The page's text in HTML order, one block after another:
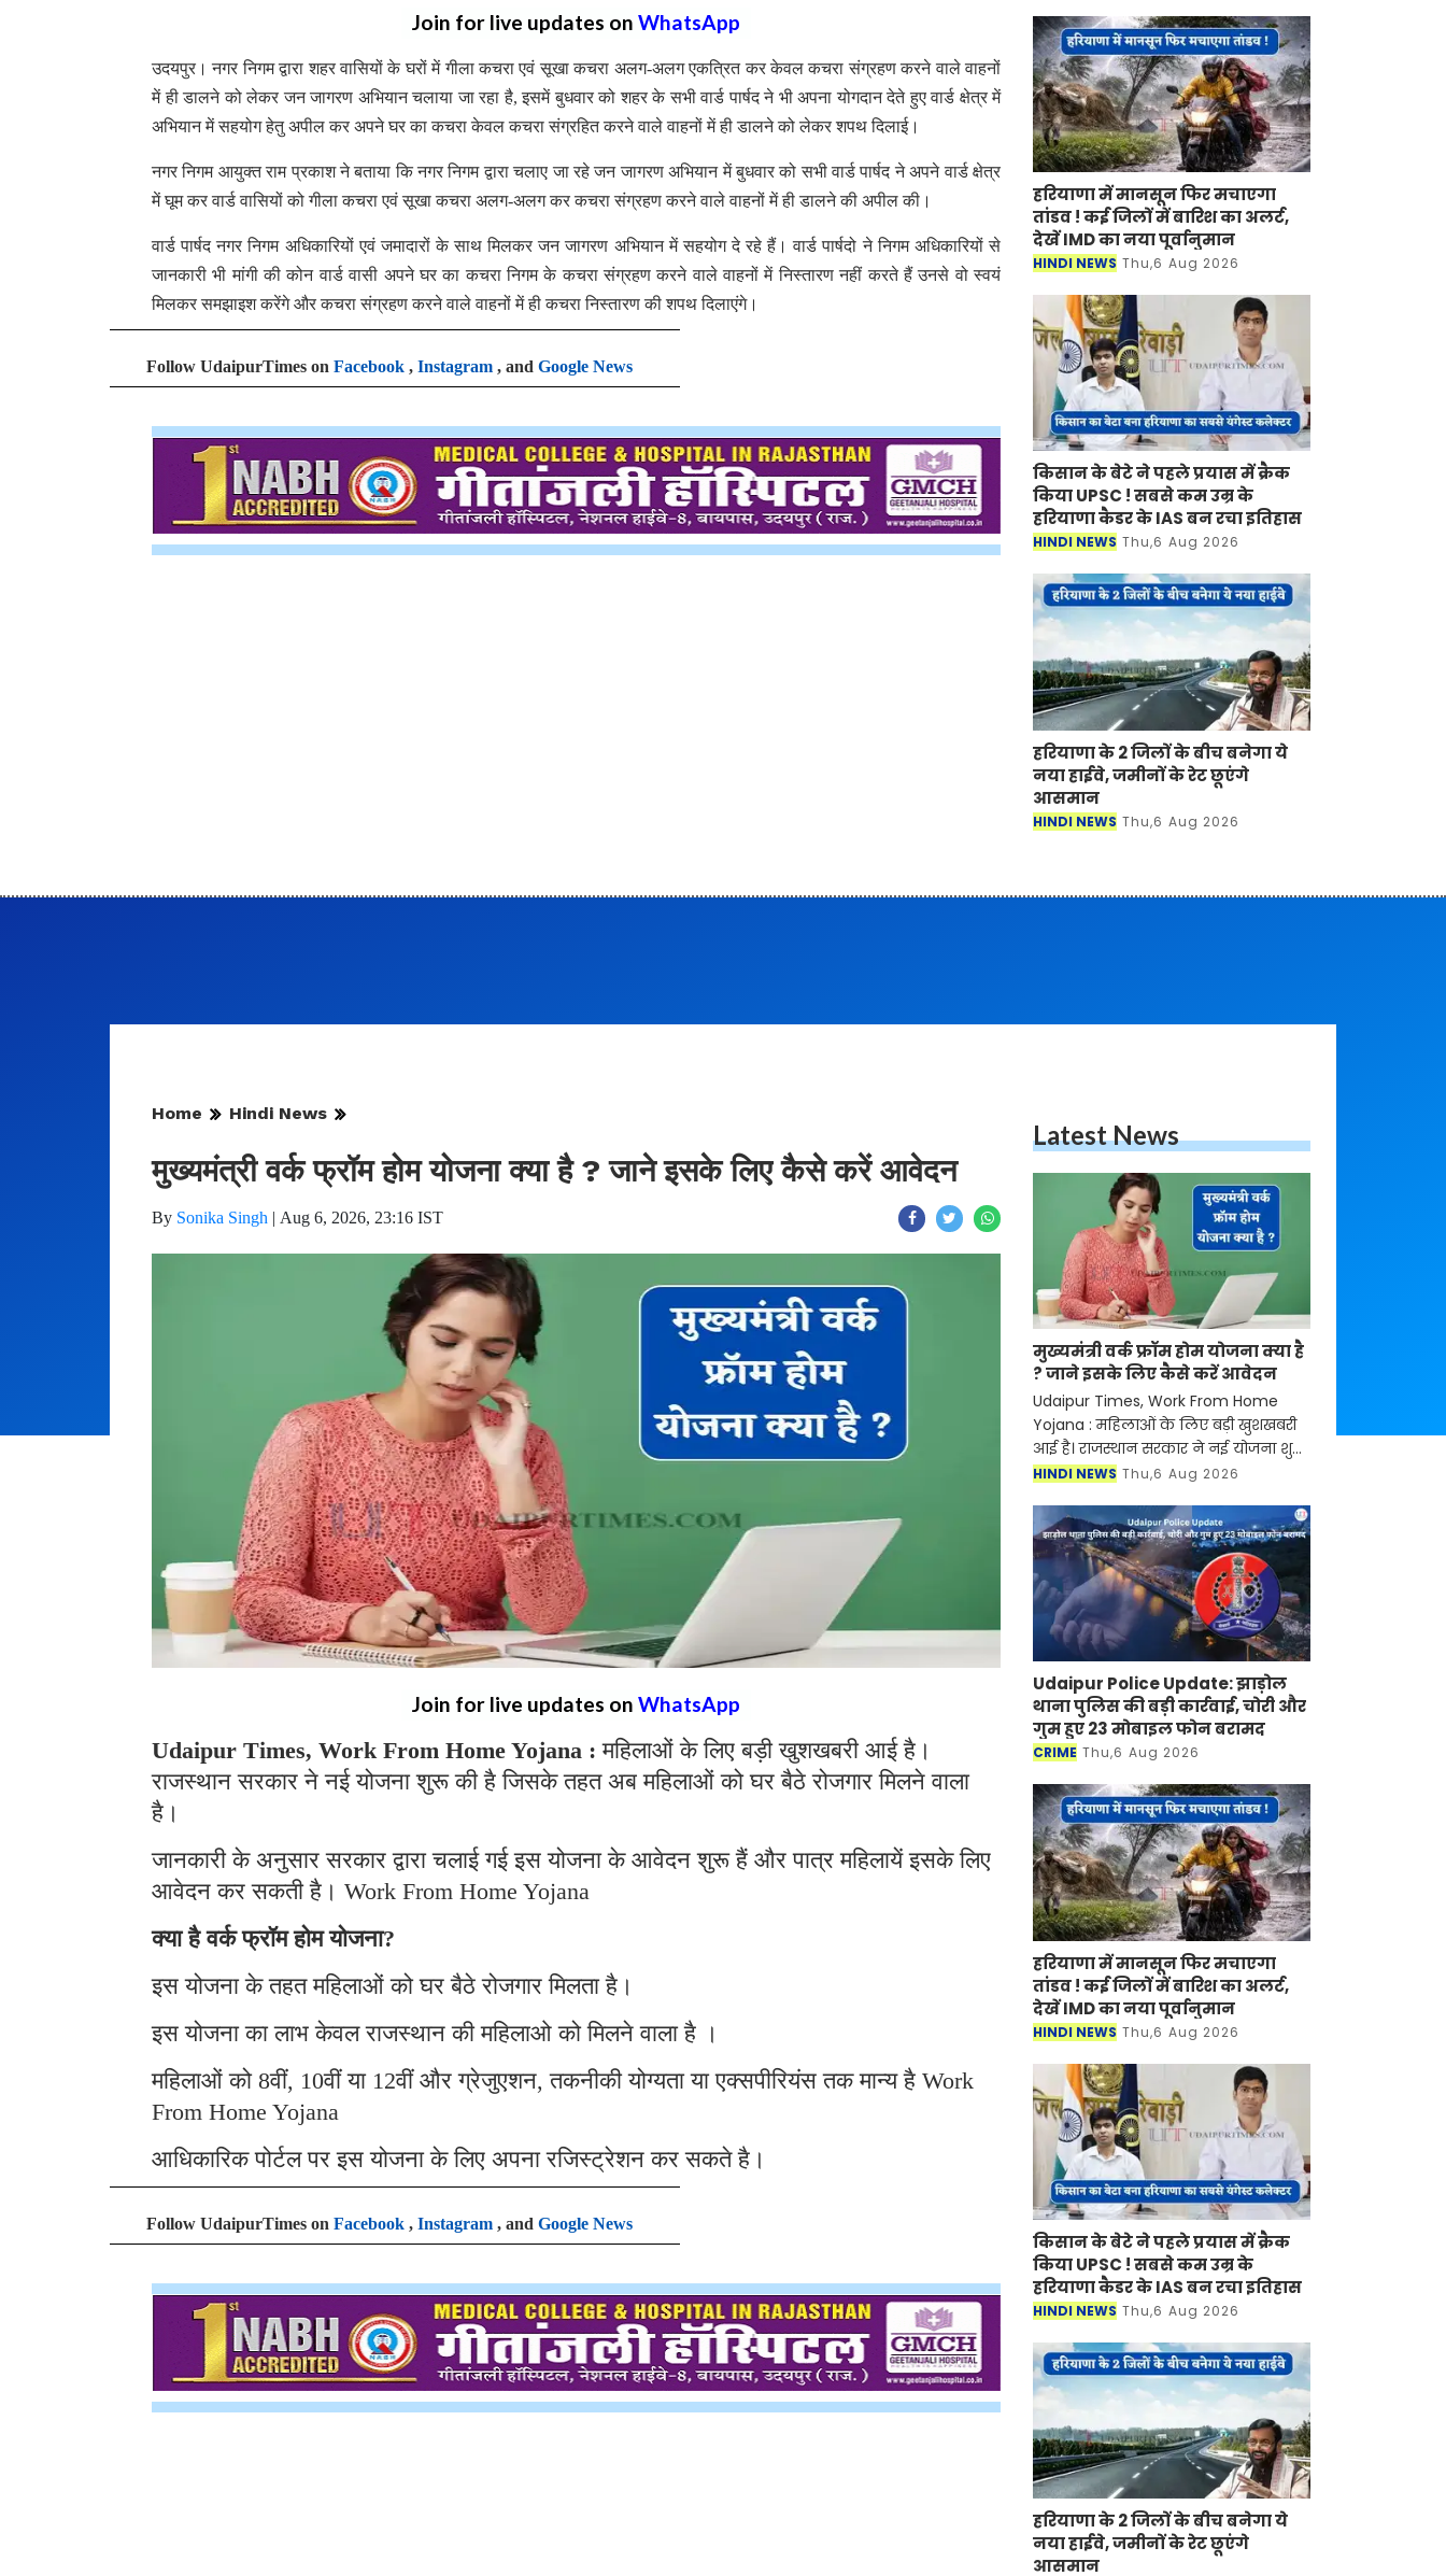
Join for live updates on WhatsApp
उदयपुर। नगर निगम द्वारा शहर वासियों के घरों में गीला कचरा एवं सूखा कचरा अलग-अलग एकत्रित कर केवल कचरा संग्रहण करने वाले वाहनों
में ही डालने को लेकर जन जागरण अभियान चलाया जा रहा है, इसमें बुधवार को शहर के सभी वार्ड पार्षद ने भी अपना योगदान देते हुए वार्ड क्षेत्र में
अभियान में सहयोग हेतु अपील कर अपने घर का कचरा केवल कचरा संग्रहित करने वाले वाहनों में ही डालने को लेकर शपथ दिलाई।
नगर निगम आयुक्त राम प्रकाश ने बताया कि नगर निगम द्वारा चलाए जा रहे जन जागरण अभियान में बुधवार को सभी वार्ड पार्षद ने अपने वार्ड क्षेत्र
में घूम कर वार्ड वासियों को गीला कचरा एवं सूखा कचरा अलग-अलग कर कचरा संग्रहण करने वाले वाहनों में ही डालने की अपील की।
वार्ड पार्षद नगर निगम अधिकारियों एवं जमादारों के साथ मिलकर जन जागरण अभियान में सहयोग दे रहे हैं। वार्ड पार्षदो ने निगम अधिकारियों से
जानकारी भी मांगी की कोन वार्ड वासी अपने घर का कचरा निगम के कचरा संग्रहण करने वाले वाहनों में निस्तारण नहीं करते हैं उनसे वो स्वयं
मिलकर समझाइश करेंगे और कचरा संग्रहण करने वाले वाहनों में ही कचरा निस्तारण की शपथ दिलाएंगे।
Follow UdaipurTimes on Facebook , Instagram , and Google News
हरियाणा में मानसून फिर मचाएगा
तांडव ! कई जिलों में बारिश का अलर्ट,
देखें IMD का नया पूर्वानुमान
HINDI NEWS Thu,6 Aug 2026
किसान के बेटे ने पहले प्रयास में क्रैक
किया UPSC ! सबसे कम उम्र के
हरियाणा कैडर के IAS बन रचा इतिहास
HINDI NEWS Thu,6 Aug 2026
हरियाणा के 2 जिलों के बीच बनेगा ये
नया हाईवे, जमीनों के रेट छूएंगे
आसमान
HINDI NEWS Thu,6 Aug 2026
Home Hindi News
मुख्यमंत्री वर्क फ्रॉम होम योजना क्या है ? जाने इसके लिए कैसे करें आवेदन
By Sonika Singh | Aug 6, 2026, 23:16 IST
Join for live updates on WhatsApp
Udaipur Times, Work From Home Yojana : महिलाओं के लिए बड़ी खुशखबरी आई है।
राजस्थान सरकार ने नई योजना शुरू की है जिसके तहत अब महिलाओं को घर बैठे रोजगार मिलने वाला
है।
जानकारी के अनुसार सरकार द्वारा चलाई गई इस योजना के आवेदन शुरू हैं और पात्र महिलायें इसके लिए
आवेदन कर सकती है। Work From Home Yojana
क्या है वर्क फ्रॉम होम योजना?
इस योजना के तहत महिलाओं को घर बैठे रोजगार मिलता है।
इस योजना का लाभ केवल राजस्थान की महिलाओ को मिलने वाला है ।
महिलाओं को 8वीं, 10वीं या 12वीं और ग्रेजुएशन, तकनीकी योग्यता या एक्सपीरियंस तक मान्य है Work
From Home Yojana
आधिकारिक पोर्टल पर इस योजना के लिए अपना रजिस्ट्रेशन कर सकते है।
Follow UdaipurTimes on Facebook , Instagram , and Google News
Latest News
मुख्यमंत्री वर्क फ्रॉम होम योजना क्या है
? जाने इसके लिए कैसे करें आवेदन
Udaipur Times, Work From Home
Yojana : महिलाओं के लिए बड़ी खुशखबरी
आई है। राजस्थान सरकार ने नई योजना शुरू
की है जिसके तहत अब महिलाओं को घर बैठे
अनुसार सरकार द्वारा चला
HINDI NEWS Thu,6 Aug 2026
Udaipur Police Update: झाड़ोल
थाना पुलिस की बड़ी कार्रवाई, चोरी और
गुम हुए 23 मोबाइल फोन बरामद
CRIME Thu,6 Aug 2026
हरियाणा में मानसून फिर मचाएगा
तांडव ! कई जिलों में बारिश का अलर्ट,
देखें IMD का नया पूर्वानुमान
HINDI NEWS Thu,6 Aug 2026
किसान के बेटे ने पहले प्रयास में क्रैक
किया UPSC ! सबसे कम उम्र के
हरियाणा कैडर के IAS बन रचा इतिहास
HINDI NEWS Thu,6 Aug 2026
हरियाणा के 2 जिलों के बीच बनेगा ये
नया हाईवे, जमीनों के रेट छूएंगे
आसमान